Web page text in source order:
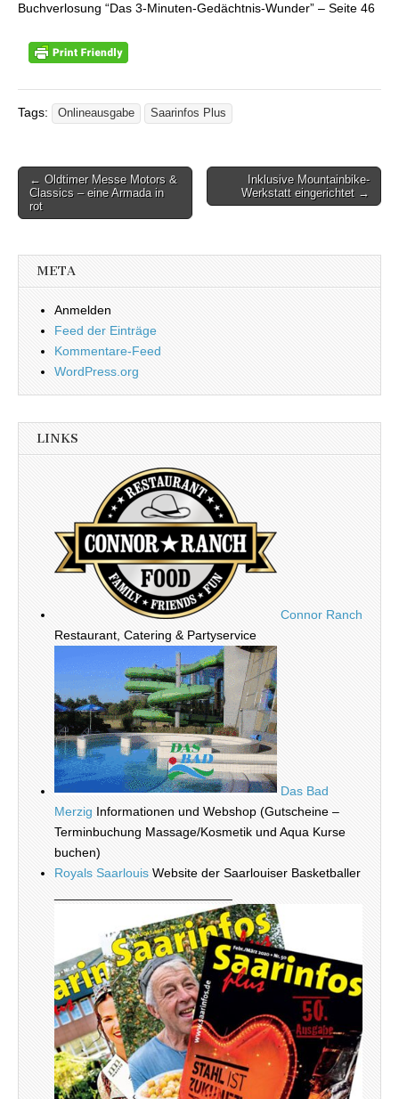
Buchverlosung “Das 3-Minuten-Gedächtnis-Wunder” – Seite 46
Tags: Onlineausgabe Saarinfos Plus
Beitragsnavigation
← Oldtimer Messe Motors &
Classics – eine Armada in
rot
Inklusive Mountainbike-
Werkstatt eingerichtet →
META
Anmelden
Feed der Einträge
Kommentare-Feed
WordPress.org
LINKS
Connor Ranch
Restaurant, Catering & Partyservice
Das Bad
Merzig Informationen und Webshop (Gutscheine –
Terminbuchung Massage/Kosmetik und Aqua Kurse
buchen)
Royals Saarlouis Website der Saarlouiser Basketballer